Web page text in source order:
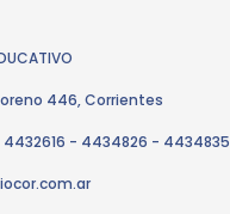
446, Corrientes
- 4434826 - 4434835